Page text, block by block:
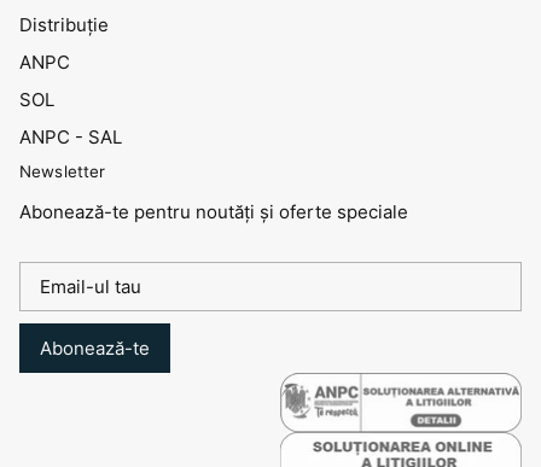
Distribuţie
ANPC
SOL
ANPC - SAL
Newsletter
Abonează-te pentru noutăți și oferte speciale
Abonează-te